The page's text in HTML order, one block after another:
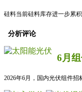
硅料当前硅料库存进一步累
分析评论
6月
2026年6月，国内光伏组件招